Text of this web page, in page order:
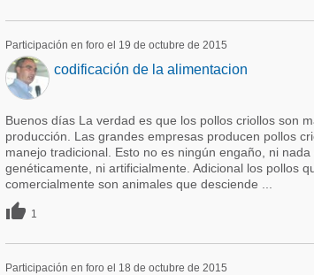
Participación en foro el 19 de octubre de 2015
codificación de la alimentacion
Buenos días La verdad es que los pollos criollos son
producción. Las grandes empresas producen pollos
manejo tradicional. Esto no es ningún engaño, ni
genéticamente, ni artificialmente. Adicional los pollos
comercialmente son animales que desciende ...
 1
Participación en foro el 18 de octubre de 2015